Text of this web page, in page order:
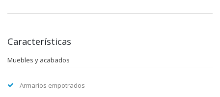
Características
Muebles y acabados
Armarios empotrados